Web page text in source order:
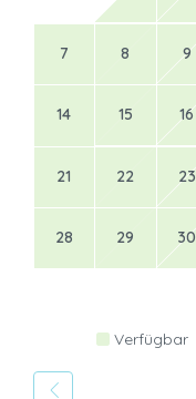
7 8 9
14 15 16
21 22 23
28 29 30
Verfügbar